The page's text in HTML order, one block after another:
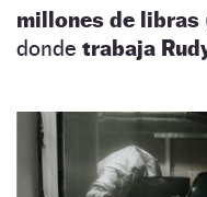
millones de libras
donde trabaja